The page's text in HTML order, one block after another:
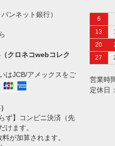
ンネット銀行）
クロネコwebコレク
はJCB/アメックスをご
ず】コンビニ決済（先
けます。
が加算されます。
6
13
20
27
営業時
定休日